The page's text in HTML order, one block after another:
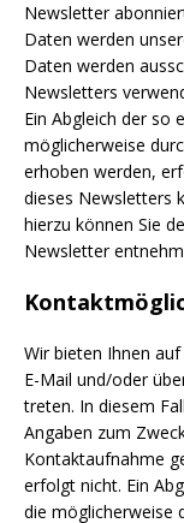
Newsletter
Daten werden
Daten werden
Newsletters
Ein Abgleich der so
möglicherweise
erhoben werden,
dieses Newsletters
hierzu können Sie
Newsletter
Wir bieten Ihnen
E-Mail und/oder
treten. In diesem
Angaben zum
Kontaktaufnahme
erfolgt nicht. Ein
die möglicherweise